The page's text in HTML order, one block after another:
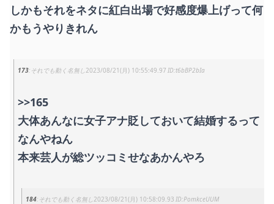
しかもそれをネタに紅白出場で好感度爆上げって何
かもうやりきれん
173 それでも動く名無し2023/08/21(月) 10:55:49.97 t6bBP2bIa
>>165
大体あんなに女子アナ貶しておいて結婚するって
なんやねん
本来芸人が総ツッコミせなあかんやろ
184 それでも動く名無し2023/08/21(月) 10:58:09.93 PomkceUUM